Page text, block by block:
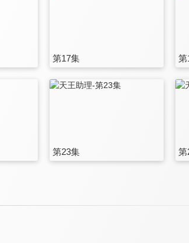
第17集 第
第23集 第